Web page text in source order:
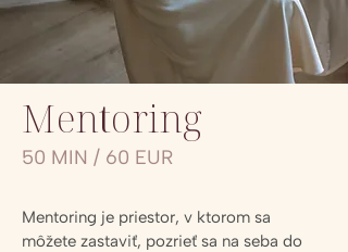
Mentoring
50 MIN / 60 EUR
Mentoring je priestor, v ktorom sa
môžete zastaviť, pozrieť sa na seba do